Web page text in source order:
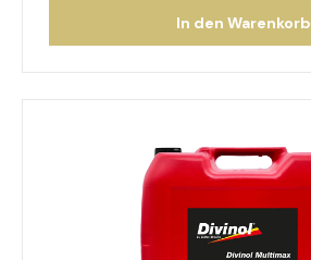
In den Warenkorb